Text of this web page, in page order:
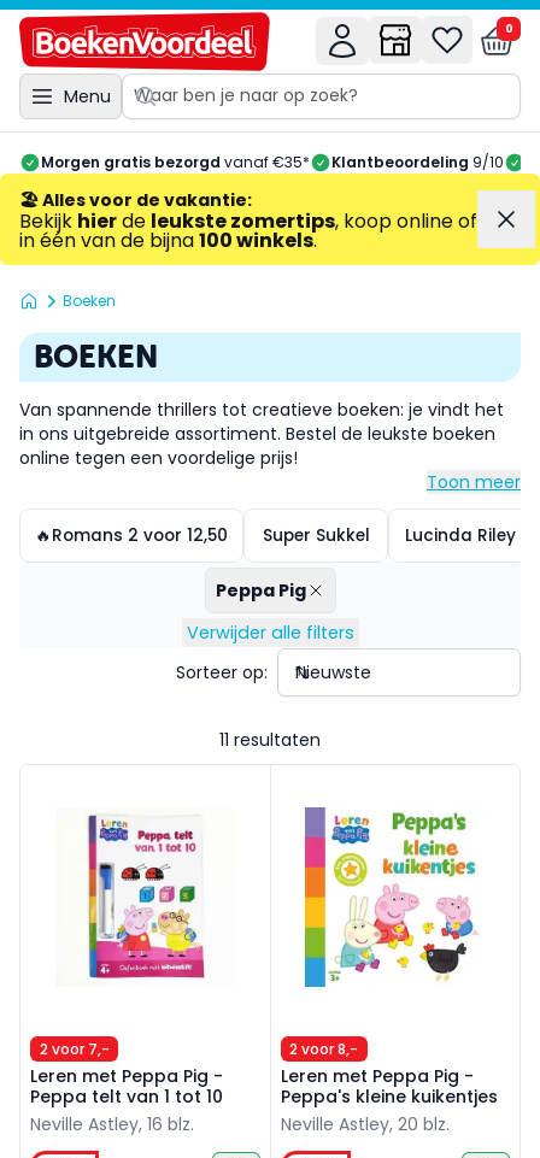
Menu
0
Morgen gratis bezorgd vanaf €35* Klantbeoordeling 9/10
🏖️ Alles voor de vakantie:
Bekijk hierde leukste zomertips, koop online of
in één van de bijna100 winkels.
Boeken
BOEKEN
Van spannende thrillers tot creatieve boeken: je vindt het
in ons uitgebreide assortiment. Bestel de leukste boeken
online tegen een voordelige prijs!
Toon meer
🔥Romans 2 voor 12,50 Super Sukkel Lucinda Riley
Peppa Pig
Verwijder alle filters
11 resultaten
Sorteer op:
2 voor 7,-
Leren met Peppa Pig -
Peppa telt van 1 tot 10
Neville Astley, 16 blz.
2 voor 8,-
Leren met Peppa Pig -
Peppa's kleine kuikentjes
Neville Astley, 20 blz.